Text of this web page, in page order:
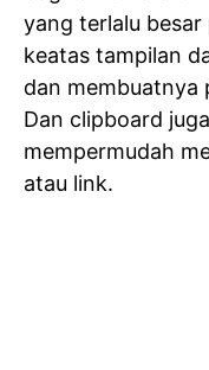
yang terlalu besar
keatas tampilan
dan membuatnya
Dan clipboard
mempermudah
atau link.